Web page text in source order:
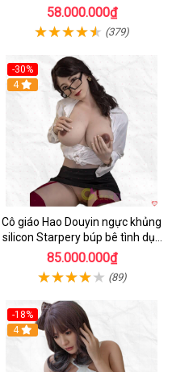
58.000.000₫
(379)
-30%
4
Cô giáo Hao Douyin ngực khủng
silicon Starpery búp bê tình dục
cao cấp 172cm
85.000.000₫
(89)
-18%
4